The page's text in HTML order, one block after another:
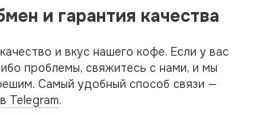
и гарантия качества
и вкус нашего кофе. Если у вас
проблемы, свяжитесь с нами, и мы
Самый удобный способ связи —
Telegram.